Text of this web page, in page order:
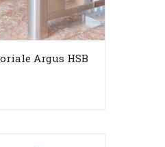
Argus HSB